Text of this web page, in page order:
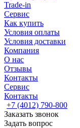
Trade-in
Сервис
Как купить
Условия оплаты
Условия доставки
Компания
О нас
Отзывы
Контакты
Сервис
Контакты
+7 (4012) 790-800
Заказать звонок
Задать вопрос